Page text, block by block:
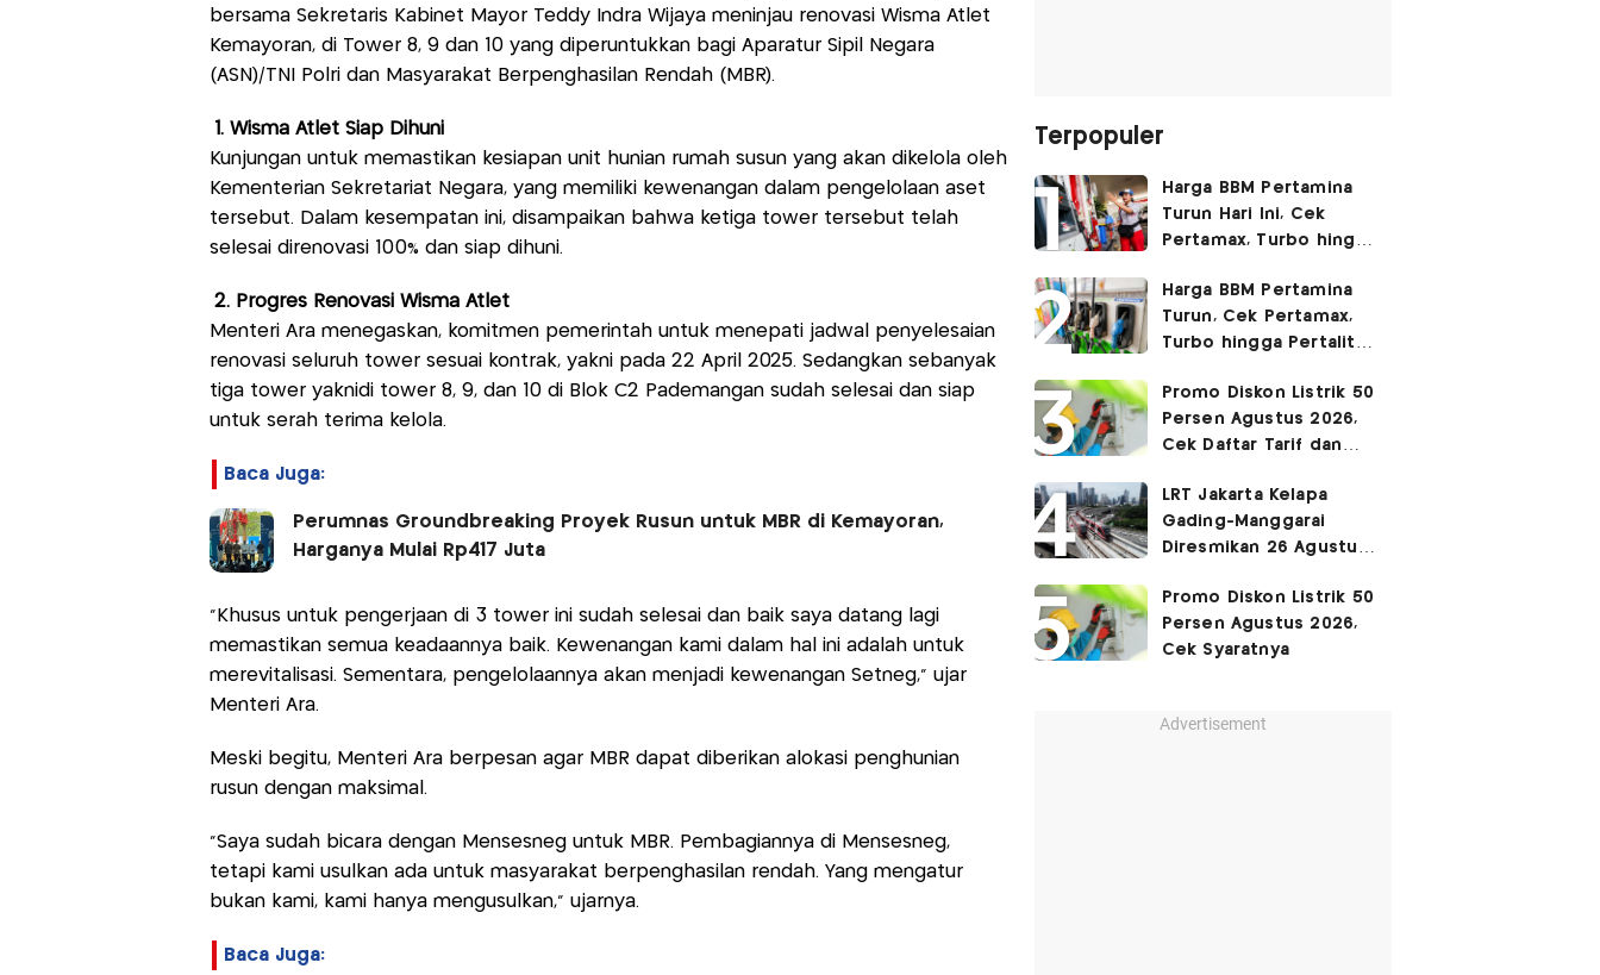
bersama Sekretaris Kabinet Mayor Teddy Indra Wijaya meninjau renovasi Wisma Atlet
Kemayoran, di Tower 8, 9 dan 10 yang diperuntukkan bagi Aparatur Sipil Negara
(ASN)/TNI Polri dan Masyarakat Berpenghasilan Rendah (MBR).
1. Wisma Atlet Siap Dihuni
Kunjungan untuk memastikan kesiapan unit hunian rumah susun yang akan dikelola oleh
Kementerian Sekretariat Negara, yang memiliki kewenangan dalam pengelolaan aset
tersebut. Dalam kesempatan ini, disampaikan bahwa ketiga tower tersebut telah
selesai direnovasi 100% dan siap dihuni.
2. Progres Renovasi Wisma Atlet
Menteri Ara menegaskan, komitmen pemerintah untuk menepati jadwal penyelesaian
renovasi seluruh tower sesuai kontrak, yakni pada 22 April 2025. Sedangkan sebanyak
tiga tower yaknidi tower 8, 9, dan 10 di Blok C2 Pademangan sudah selesai dan siap
untuk serah terima kelola.
Baca Juga:
Perumnas Groundbreaking Proyek Rusun untuk MBR di Kemayoran,
Harganya Mulai Rp417 Juta
"Khusus untuk pengerjaan di 3 tower ini sudah selesai dan baik saya datang lagi
memastikan semua keadaannya baik. Kewenangan kami dalam hal ini adalah untuk
merevitalisasi. Sementara, pengelolaannya akan menjadi kewenangan Setneg," ujar
Menteri Ara.
Meski begitu, Menteri Ara berpesan agar MBR dapat diberikan alokasi penghunian
rusun dengan maksimal.
"Saya sudah bicara dengan Mensesneg untuk MBR. Pembagiannya di Mensesneg,
tetapi kami usulkan ada untuk masyarakat berpenghasilan rendah. Yang mengatur
bukan kami, kami hanya mengusulkan," ujarnya.
Baca Juga:
Terpopuler
Harga BBM Pertamina
Turun Hari Ini, Cek
Pertamax, Turbo hingga
2026
Harga BBM Pertamina
Turun, Cek Pertamax,
Turbo hingga Pertalite
Promo Diskon Listrik 50
Persen Agustus 2026,
Cek Daftar Tarif dan
LRT Jakarta Kelapa
Gading-Manggarai
Diresmikan 26 Agustus
Promo Diskon Listrik 50
Persen Agustus 2026,
Cek Syaratnya
Advertisement